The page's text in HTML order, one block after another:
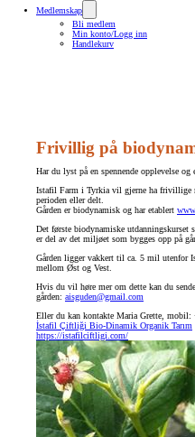
Medlemskap
Bli medlem
Min konto/Logg inn
Handlekurv
Frivillig på
Har du lyst på en spennende opplevelse og
Istafil Farm i Tyrkia vil gjerne ha frivillige
perioden eller delt.
Gården er biodynamisk og har etablert
Det første biodynamiske
er del av det miljøet som bygges opp på
Gården ligger vakkert til ca. 5 mil utenfor
mellom Øst og Vest.
Hvis du vil høre mer om dette kan du
gården: aisguden@gmail.com
Eller du kan kontakte Maria Grette, mobil:
İstafil Çiftliği Bio-Dinamik Organik Tarım
https://istafilciftligi.com/